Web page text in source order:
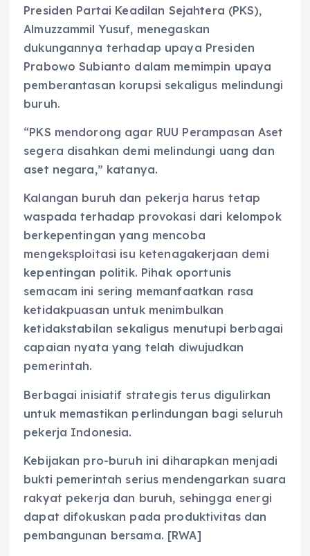
Presiden Partai Keadilan Sejahtera (PKS),
Almuzzammil Yusuf, menegaskan
dukungannya terhadap upaya Presiden
Prabowo Subianto dalam memimpin upaya
pemberantasan korupsi sekaligus melindungi
buruh.
“PKS mendorong agar RUU Perampasan Aset
segera disahkan demi melindungi uang dan
aset negara,” katanya.
Kalangan buruh dan pekerja harus tetap
waspada terhadap provokasi dari kelompok
berkepentingan yang mencoba
mengeksploitasi isu ketenagakerjaan demi
kepentingan politik. Pihak oportunis
semacam ini sering memanfaatkan rasa
ketidakpuasan untuk menimbulkan
ketidakstabilan sekaligus menutupi berbagai
capaian nyata yang telah diwujudkan
pemerintah.
Berbagai inisiatif strategis terus digulirkan
untuk memastikan perlindungan bagi seluruh
pekerja Indonesia.
Kebijakan pro-buruh ini diharapkan menjadi
bukti pemerintah serius mendengarkan suara
rakyat pekerja dan buruh, sehingga energi
dapat difokuskan pada produktivitas dan
pembangunan bersama. [RWA]